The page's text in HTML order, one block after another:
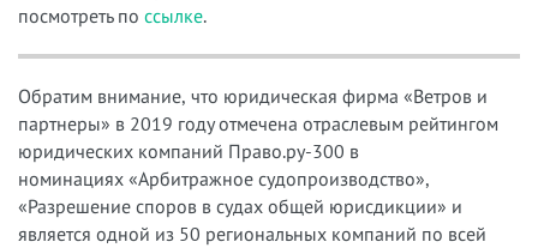
посмотреть по ссылке.
Обратим внимание, что юридическая фирма «Ветров и
партнеры» в 2019 году отмечена отраслевым рейтингом
юридических компаний Право.ру-300 в
номинациях «Арбитражное судопроизводство»,
«Разрешение споров в судах общей юрисдикции» и
является одной из 50 региональных компаний по всей